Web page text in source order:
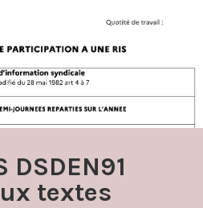
DSDEN91
textes